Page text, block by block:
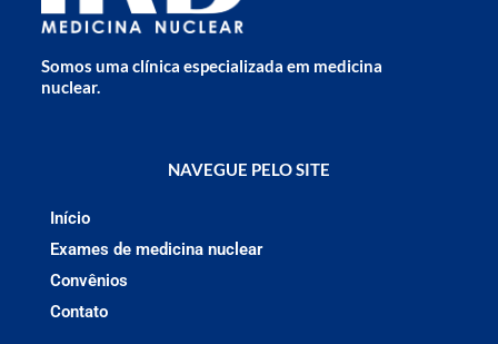
Somos uma clínica especializada em medicina
nuclear.
NAVEGUE PELO SITE
Início
Exames de medicina nuclear
Convênios
Contato